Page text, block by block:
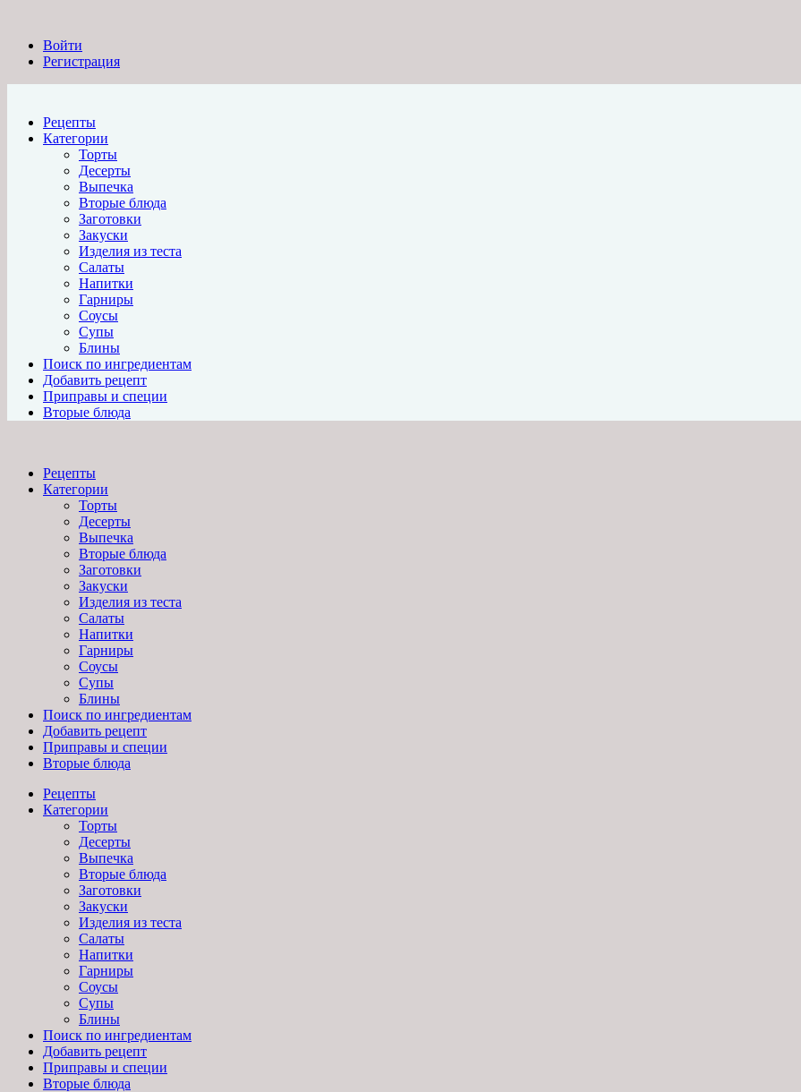
Войти
Регистрация
Рецепты
Категории
Торты
Десерты
Выпечка
Вторые блюда
Заготовки
Закуски
Изделия из теста
Салаты
Напитки
Гарниры
Соусы
Супы
Блины
Поиск по ингредиентам
Добавить рецепт
Приправы и специи
Вторые блюда
Рецепты
Категории
Торты
Десерты
Выпечка
Вторые блюда
Заготовки
Закуски
Изделия из теста
Салаты
Напитки
Гарниры
Соусы
Супы
Блины
Поиск по ингредиентам
Добавить рецепт
Приправы и специи
Вторые блюда
Рецепты
Категории
Торты
Десерты
Выпечка
Вторые блюда
Заготовки
Закуски
Изделия из теста
Салаты
Напитки
Гарниры
Соусы
Супы
Блины
Поиск по ингредиентам
Добавить рецепт
Приправы и специи
Вторые блюда